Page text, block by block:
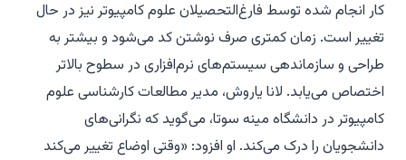
کار انجام شده توسط فارغ‌التحصیلان علوم کامپیوتر نیز در حال
تغییر است. زمان کمتری صرف نوشتن کد می‌شود و بیشتر به
طراحی و سازماندهی سیستم‌های نرم‌افزاری در سطوح بالاتر
اختصاص می‌یابد. لانا یاروش، مدیر مطالعات کارشناسی علوم
کامپیوتر در دانشگاه مینه سوتا، می‌گوید که نگرانی‌های
دانشجویان را درک می‌کند. او افزود: «وقتی اوضاع تغییر می‌کند